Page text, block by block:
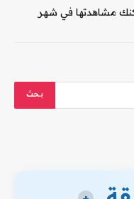
مشاهدتها في شهر